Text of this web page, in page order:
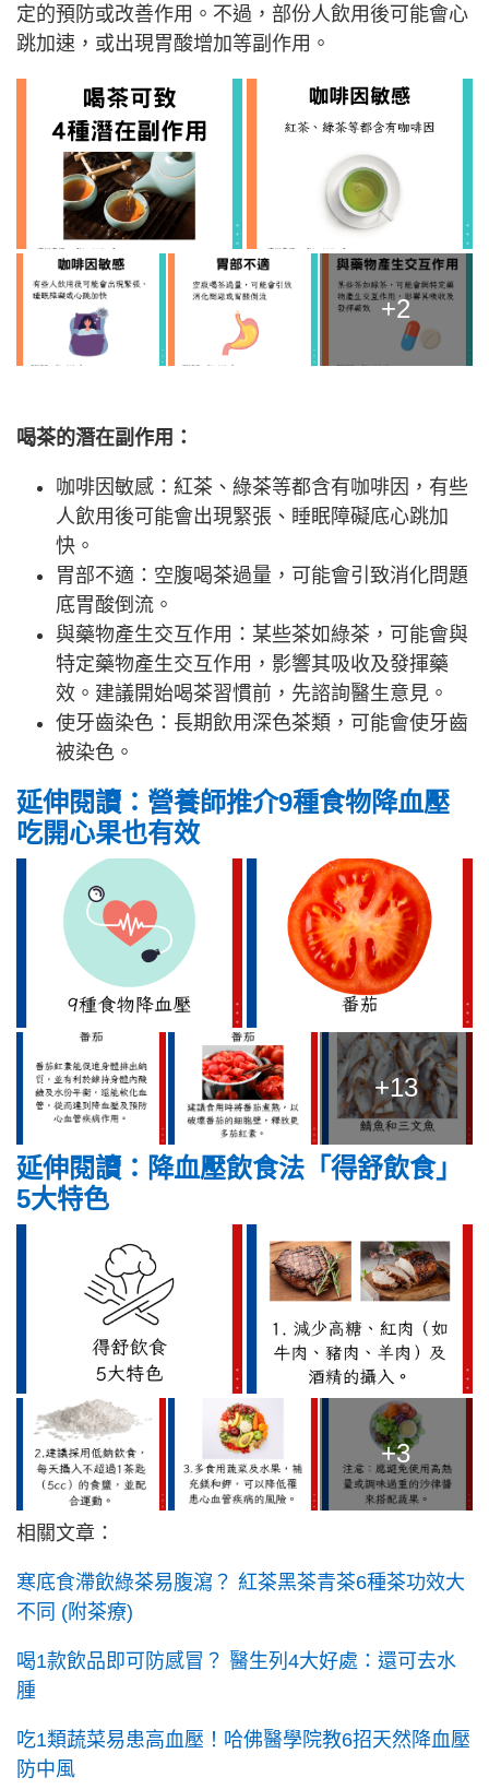
定的預防或改善作用。不過，部份人飲用後可能會心
跳加速，或出現胃酸增加等副作用。
+2
喝茶的潛在副作用：
咖啡因敏感：紅茶、綠茶等都含有咖啡因，有些
人飲用後可能會出現緊張、睡眠障礙底心跳加
快。
胃部不適：空腹喝茶過量，可能會引致消化問題
底胃酸倒流。
與藥物產生交互作用：某些茶如綠茶，可能會與
特定藥物產生交互作用，影響其吸收及發揮藥
效。建議開始喝茶習慣前，先諮詢醫生意見。
使牙齒染色：長期飲用深色茶類，可能會使牙齒
被染色。
延伸閱讀：營養師推介9種食物降血壓
吃開心果也有效
+13
延伸閱讀：降血壓飲食法「得舒飲食」
5大特色
+3
相關文章：
寒底食滯飲綠茶易腹瀉？ 紅茶黑茶青茶6種茶功效大
不同 (附茶療)
喝1款飲品即可防感冒？ 醫生列4大好處：還可去水
腫
吃1類蔬菜易患高血壓！哈佛醫學院教6招天然降血壓
防中風